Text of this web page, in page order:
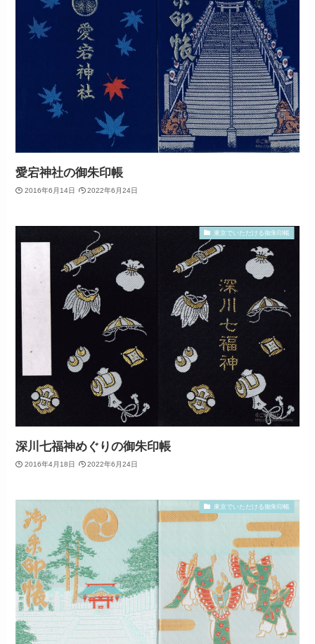
愛宕神社の御朱印帳
2016年6月14日 2022年6月24日
東京でいただける御朱印帳
深川七福神めぐりの御朱印帳
2016年4月18日 2022年6月24日
東京でいただける御朱印帳